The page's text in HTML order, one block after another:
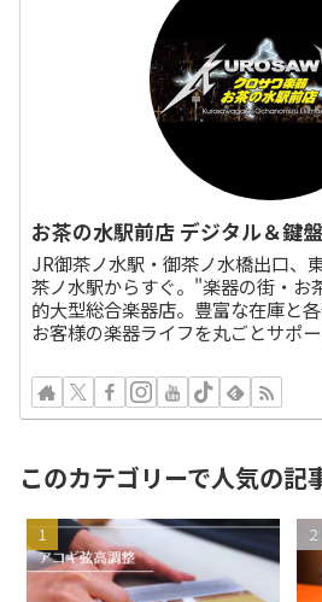
お茶の水駅前店 デジタル＆鍵
JR御茶ノ水駅・御茶ノ水橋出口、
茶ノ水駅からすぐ。"楽器の街・お
的大型総合楽器店。豊富な在庫と
お客様の楽器ライフを丸ごとサポー
このカテゴリーで人気の記